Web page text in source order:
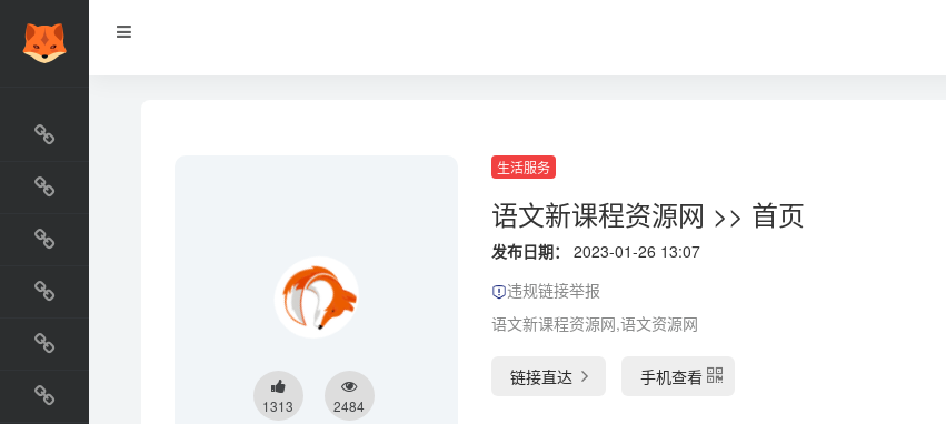
最新收录
网站资源榜
交流排行榜
金融排行榜
阅读排行榜
工具排行榜 1313 2484
生活服务
语文新课程资源网 >> 首页
发布日期：
2023-01-26 13:07
违规链接举报
语文新课程资源网,语文资源网
链接直达 手机查看